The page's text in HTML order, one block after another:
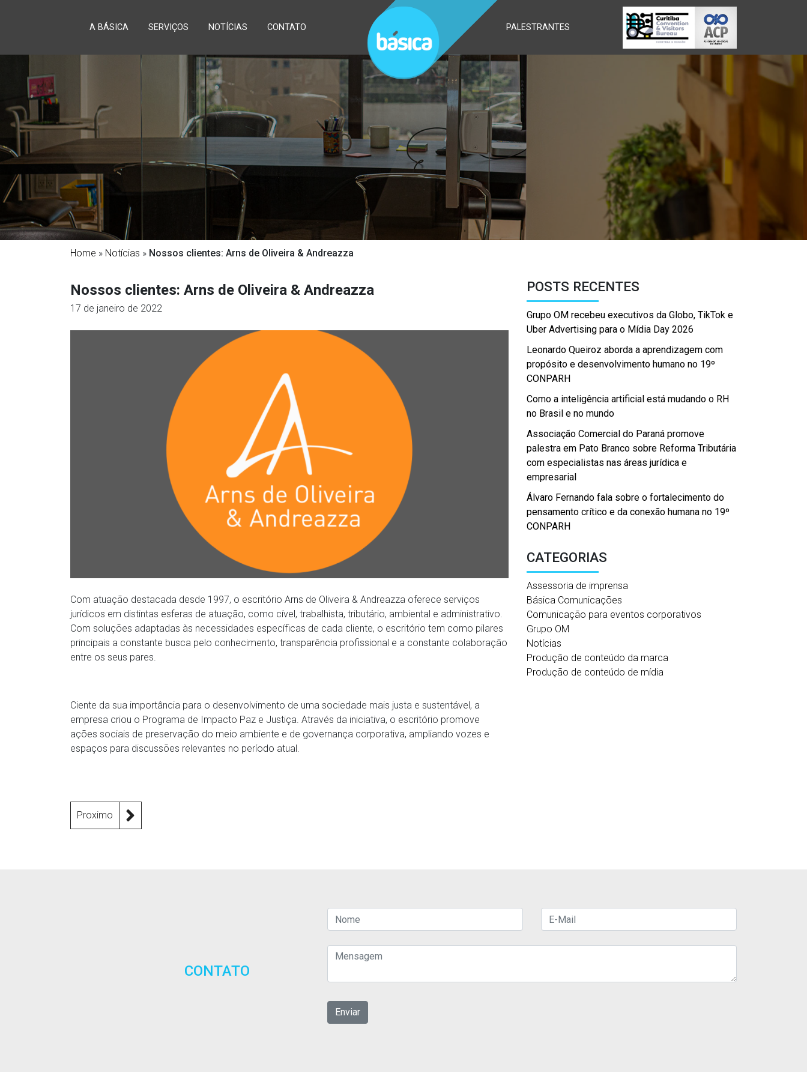
A BÁSICA SERVIÇOS NOTÍCIAS CONTATO PALESTRANTES
Home » Notícias » Nossos clientes: Arns de Oliveira & Andreazza
Nossos clientes: Arns de Oliveira & Andreazza
17 de janeiro de 2022
Com atuação destacada desde 1997, o escritório Arns de Oliveira & Andreazza oferece serviços
jurídicos em distintas esferas de atuação, como cível, trabalhista, tributário, ambiental e administrativo.
Com soluções adaptadas às necessidades específicas de cada cliente, o escritório tem como pilares
principais a constante busca pelo conhecimento, transparência profissional e a constante colaboração
entre os seus pares.
Ciente da sua importância para o desenvolvimento de uma sociedade mais justa e sustentável, a
empresa criou o Programa de Impacto Paz e Justiça. Através da iniciativa, o escritório promove
ações sociais de preservação do meio ambiente e de governança corporativa, ampliando vozes e
espaços para discussões relevantes no período atual.
Proximo
POSTS RECENTES
Grupo OM recebeu executivos da Globo, TikTok e
Uber Advertising para o Mídia Day 2026
Leonardo Queiroz aborda a aprendizagem com
propósito e desenvolvimento humano no 19º
CONPARH
Como a inteligência artificial está mudando o RH
no Brasil e no mundo
Associação Comercial do Paraná promove
palestra em Pato Branco sobre Reforma Tributária
com especialistas nas áreas jurídica e
empresarial
Álvaro Fernando fala sobre o fortalecimento do
pensamento crítico e da conexão humana no 19º
CONPARH
CATEGORIAS
Assessoria de imprensa
Básica Comunicações
Comunicação para eventos corporativos
Grupo OM
Notícias
Produção de conteúdo da marca
Produção de conteúdo de mídia
CONTATO